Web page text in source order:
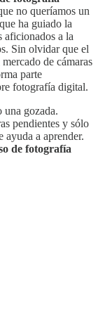
no queríamos un
ha guiado la
aficionados a la
Sin olvidar que el
de cámaras
parte
fotografía digital.
una gozada.
pendientes y sólo
a aprender.
de fotografía